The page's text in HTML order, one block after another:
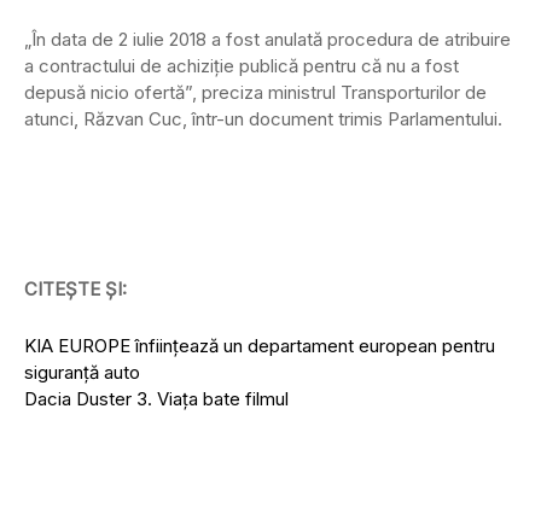
„În data de 2 iulie 2018 a fost anulată procedura de atribuire
a contractului de achiziţie publică pentru că nu a fost
depusă nicio ofertă”, preciza ministrul Transporturilor de
atunci, Răzvan Cuc, într-un document trimis Parlamentului.
CITEȘTE ȘI:
KIA EUROPE înființează un departament european pentru
siguranță auto
Dacia Duster 3. Viața bate filmul